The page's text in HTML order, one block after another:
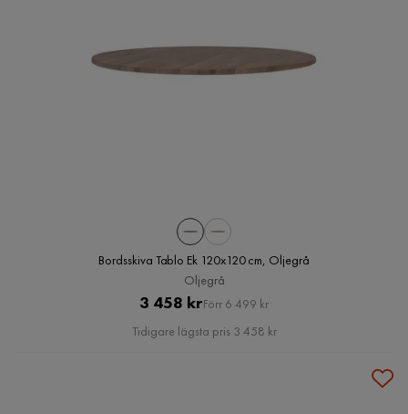
Bordsskiva Tablo Ek 120x120 cm, Oljegrå
Oljegrå
Pris
3 458 krOriginal
Pris
Förr 6 499 kr
Tidigare lägsta pris 3 458 kr